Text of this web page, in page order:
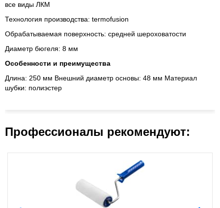
все виды ЛКМ
Технология производства: termofusion
Обрабатываемая поверхность: средней шероховатости
Диаметр бюгеля: 8 мм
Особенности и преимущества
Длина: 250 мм Внешний диаметр основы: 48 мм Материал
шубки: полиэстер
Профессионалы рекомендуют: